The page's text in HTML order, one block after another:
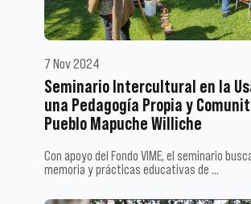
7 Nov 2024
Seminario Intercultural en la
una Pedagogía Propia y
Pueblo Mapuche Williche
Con apoyo del Fondo VIME, el seminario
memoria y prácticas educativas de …